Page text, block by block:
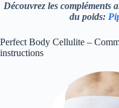
Découvrez les compléments
du poids:
Perfect Body Cellulite –
instructions